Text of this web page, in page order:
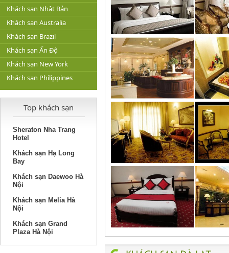
Khách sạn Nhật Bản
Khách sạn Australia
Khách sạn Brazil
Khách sạn Ấn Độ
Khách sạn New York
Khách sạn Philippines
Top khách sạn
Sheraton Nha Trang
Hotel
Khách sạn Hạ Long
Bay
Khách sạn Daewoo Hà
Nội
Khách sạn Melia Hà
Nội
Khách sạn Grand
Plaza Hà Nội